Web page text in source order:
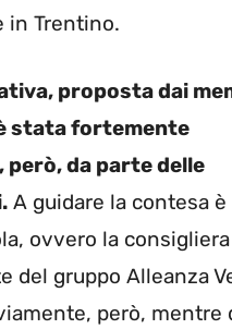
in Trentino.
proposta dai
stata fortemente
da parte delle
A guidare la contesa
ovvero la consigliera
del gruppo Alleanza
però, mentre